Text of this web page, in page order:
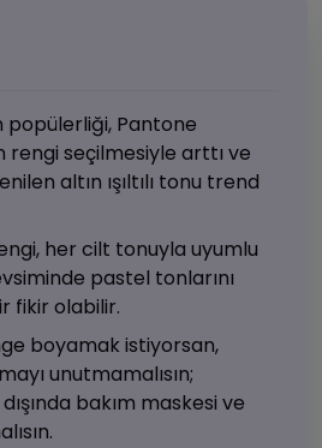
popülerliği, Pantone
rengi seçilmesiyle arttı ve
altın ışıltılı tonu trend
her cilt tonuyla uyumlu
pastel tonlarını
fikir olabilir.
boyamak istiyorsan,
unutmamalısın;
bakım maskesi ve